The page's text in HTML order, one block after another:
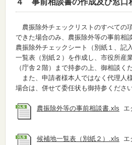
４ 事前相談書の作成及び窓口
農振除外チェックリストのすべての
できた場合のみ、農振除外等の事前相
農振除外チェックシート（別紙１、記
一覧表（別紙２）を作成し、市役所産
（庁舎２階）まで持参の上、御相談く
また、申請者様本人ではなく代理人
場合は、併せて委任状も御持参ください
農振除外等の事前相談書.xls エ
候補地一覧表（別紙２）.xls エ